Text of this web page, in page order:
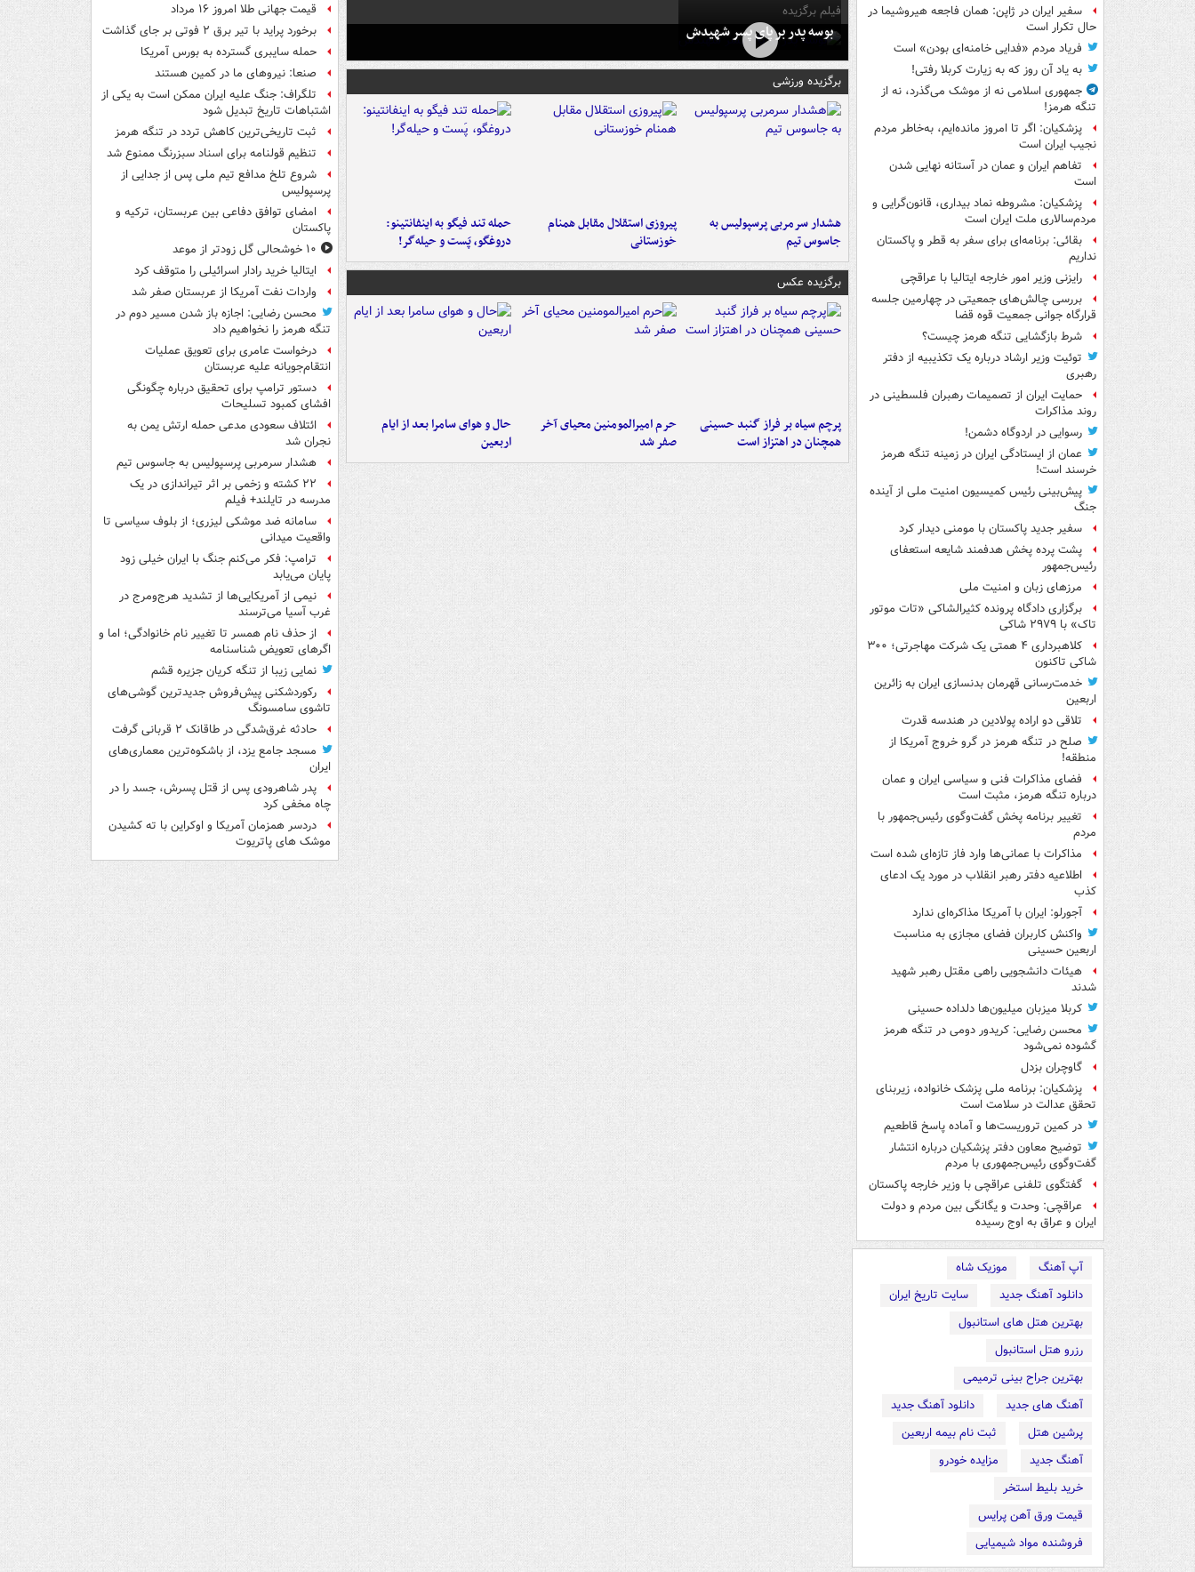
سفیر ایران در ژاپن: همان فاجعه هیروشیما در
حال تکرار است
فریاد مردم «فدایی خامنه‌ای بودن» است
به یاد آن روز که به زیارت کربلا رفتی!
جمهوری اسلامی نه از موشک می‌گذرد، نه از
تنگه هرمز!
پزشکیان: اگر تا امروز مانده‌ایم، به‌خاطر مردم
نجیب ایران است
تفاهم ایران و عمان در آستانه نهایی شدن
است
پزشکیان: مشروطه نماد بیداری، قانون‌گرایی و
مردم‌سالاری ملت ایران است
بقائی: برنامه‌ای برای سفر به قطر و پاکستان
نداریم
رایزنی وزیر امور خارجه ایتالیا با عراقچی
بررسی چالش‌های جمعیتی در چهارمین جلسه
قرارگاه جوانی جمعیت قوه قضا
شرط بازگشایی تنگه هرمز چیست؟
توئیت وزیر ارشاد درباره یک تکذیبیه از دفتر
رهبری
حمایت ایران از تصمیمات رهبران فلسطینی در
روند مذاکرات
رسوایی در اردوگاه دشمن!
عمان از ایستادگی ایران در زمینه تنگه هرمز
خرسند است!
پیش‌بینی رئیس کمیسیون امنیت ملی از آینده
جنگ
سفیر جدید پاکستان با مومنی دیدار کرد
پشت پرده پخش هدفمند شایعه استعفای
رئیس‌جمهور
مرزهای زبان و امنیت ملی
برگزاری دادگاه پرونده کثیرالشاکی «تات موتور
تاک» با ۲۹۷۹ شاکی
کلاهبرداری ۴ همتی یک شرکت مهاجرتی؛ ۳۰۰
شاکی تاکنون
خدمت‌رسانی قهرمان بدنسازی ایران به زائرین
اربعین
تلاقی دو اراده پولادین در هندسه قدرت
صلح در تنگه هرمز در گرو خروج آمریکا از
منطقه!
فضای مذاکرات فنی و سیاسی ایران و عمان
درباره تنگه هرمز، مثبت است
تغییر برنامه پخش گفت‌وگوی رئیس‌جمهور با
مردم
مذاکرات با عمانی‌ها وارد فاز تازه‌ای شده است
اطلاعیه دفتر رهبر انقلاب در مورد یک ادعای
کذب
آجورلو: ایران با آمریکا مذاکره‌ای ندارد
واکنش کاربران فضای مجازی به مناسبت
اربعین حسینی
هیئات دانشجویی راهی مقتل رهبر شهید
شدند
کربلا میزبان میلیون‌ها دلداده حسینی
محسن رضایی: کریدور دومی در تنگه هرمز
گشوده نمی‌شود
گاوچران بزدل
پزشکیان: برنامه ملی پزشک خانواده، زیربنای
تحقق عدالت در سلامت است
در کمین تروریست‌ها و آماده پاسخ قاطعیم
توضیح معاون دفتر پزشکیان درباره انتشار
گفت‌وگوی رئیس‌جمهوری با مردم
گفتگوی تلفنی عراقچی با وزیر خارجه پاکستان
عراقچی: وحدت و یگانگی بین مردم و دولت
ایران و عراق به اوج رسیده
آپ آهنگ
موزیک شاه
دانلود آهنگ جدید
سایت تاریخ ایران
بهترین هتل های استانبول
رزرو هتل استانبول
بهترین جراح بینی ترمیمی
آهنگ های جدید
دانلود آهنگ جدید
پرشین هتل
ثبت نام بیمه اربعین
آهنگ جدید
مزایده خودرو
خرید بلیط استخر
قیمت ورق آهن پرایس
فروشنده مواد شیمیایی
فیلم برگزیده
بوسه‌ پدر بر پای پسر شهیدش
برگزیده ورزشی
هشدار سرمربی پرسپولیس به
جاسوس تیم
پیروزی استقلال مقابل همنام
خوزستانی
حمله تند فیگو به اینفانتینو:
دروغگو، پَست‌ و حیله‌گر!
برگزیده عکس
پرچم سیاه بر فراز گنبد حسینی
همچنان در اهتزاز است
حرم امیرالمومنین محیای آخر
صفر شد
حال و هوای سامرا بعد از ایام
اربعین
قیمت جهانی طلا امروز ۱۶ مرداد
برخورد پراید با تیر برق ۲ فوتی بر جای گذاشت
حمله سایبری گسترده به بورس آمریکا
صنعا: نیروهای ما در کمین‌ هستند
تلگراف: جنگ علیه ایران ممکن است به یکی از
اشتباهات تاریخ تبدیل شود
ثبت تاریخی‌ترین کاهش تردد در تنگه هرمز
تنظیم قولنامه برای اسناد سبزرنگ ممنوع شد
شروع تلخ مدافع تیم ملی پس از جدایی از
پرسپولیس
امضای توافق دفاعی بین عربستان، ترکیه و
پاکستان
۱۰ خوشحالی گل زودتر از موعد
ایتالیا خرید رادار اسرائیلی را متوقف کرد
واردات نفت آمریکا از عربستان صفر شد
محسن رضایی: اجازه باز شدن مسیر دوم در
تنگه هرمز را نخواهیم داد
درخواست عامری برای تعویق عملیات
انتقام‌جویانه علیه عربستان
دستور ترامپ برای تحقیق درباره چگونگی
افشای کمبود تسلیحات
ائتلاف سعودی مدعی حمله ارتش یمن به
نجران شد
هشدار سرمربی پرسپولیس به جاسوس تیم
۲۲ کشته و زخمی بر اثر تیراندازی در یک
مدرسه در تایلند+ فیلم
سامانه ضد موشکی لیزری؛ از بلوف سیاسی تا
واقعیت میدانی
ترامپ: فکر می‌کنم جنگ با ایران خیلی زود
پایان می‌یابد
نیمی از آمریکایی‌ها از تشدید هرج‌ومرج در
غرب آسیا می‌ترسند
از حذف نام همسر تا تغییر نام خانوادگی؛ اما و
اگرهای تعویض شناسنامه
نمایی زیبا از تنگه کریان جزیره قشم
رکوردشکنی پیش‌فروش جدیدترین گوشی‌های
تاشوی سامسونگ
حادثه غرق‌شدگی در طاقانک ۲ قربانی گرفت
مسجد جامع یزد، از باشکوه‌ترین معماری‌های
ایران
پدر شاهرودی پس از قتل پسرش، جسد را در
چاه مخفی کرد
دردسر همزمان آمریکا و اوکراین با ته کشیدن
موشک های پاتریوت